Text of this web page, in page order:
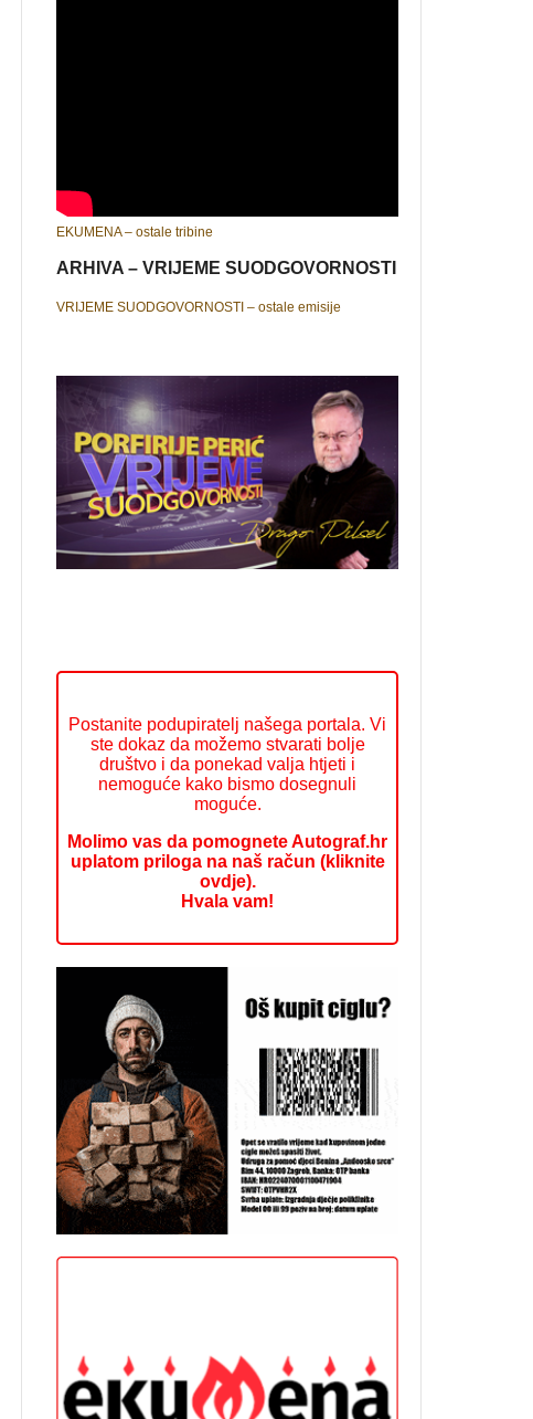
EKUMENA – ostale tribine
ARHIVA – VRIJEME SUODGOVORNOSTI
VRIJEME SUODGOVORNOSTI – ostale emisije
Postanite podupiratelj našega portala. Vi
ste dokaz da možemo stvarati bolje
društvo i da ponekad valja htjeti i
nemoguće kako bismo dosegnuli
moguće.
Molimo vas da pomognete Autograf.hr
uplatom priloga na naš račun (kliknite
ovdje).
Hvala vam!